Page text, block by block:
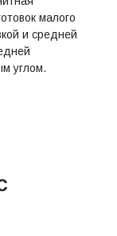
малого
и средней
углом.